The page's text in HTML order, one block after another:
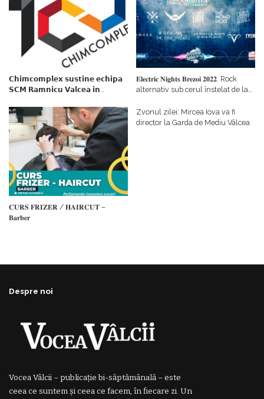
𝗖𝗵𝗶𝗺𝗰𝗼𝗺𝗽𝗹𝗲𝘅 𝘀𝘂𝘀𝘁𝗶𝗻𝗲 𝗲𝗰𝗵𝗶𝗽𝗮
𝗦𝗖𝗠 𝗥𝗮𝗺𝗻𝗶𝗰𝘂 𝗩𝗮𝗹𝗰𝗲𝗮 𝗶𝗻
𝗳𝗶𝗻𝗮𝗻𝘁𝗮𝘁𝗼𝗿
𝐄𝐥𝐞𝐜𝐭𝐫𝐢𝐜 𝐍𝐢𝐠𝐡𝐭𝐬 𝐁𝐫𝐞𝐳𝐨𝐢 𝟐𝟎𝟐𝟐. Rock
alternativ sub cerul înstelat de la
𝐂𝐔𝐑𝐒 𝐅𝐑𝐈𝐙𝐄𝐑 / 𝐇𝐀𝐈𝐑𝐂𝐔𝐓 –
𝐁𝐚𝐫𝐛𝐞𝐫
Zvonul zilei: Mircea Iova va fi
director la Garda de Mediu Vâlcea
Despre noi
Vocea Vâlcii – publicație bi-săptămânală – este
ceea ce suntem și ceea ce facem, în fiecare zi. Un